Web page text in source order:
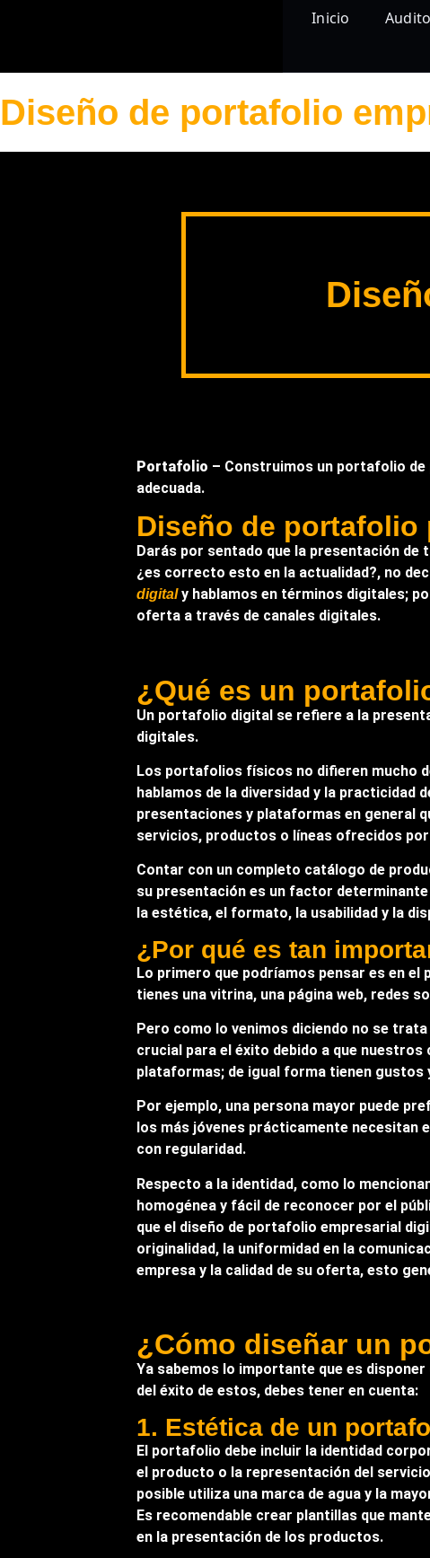
Inicio
Diseño de portafolio
Portafolio – Construimos un portafolio
adecuada.
Diseño de portafolio
Darás por sentado que la presentación
¿es correcto esto en la actualidad?, no
digitaly hablamos en términos digitales;
oferta a través de canales digitales.
¿Qué es un
Un portafolio digital se refiere a la
digitales.
Los portafolios físicos no difieren mucho
hablamos de la diversidad y la
presentaciones y plataformas en general
servicios, productos o líneas ofrecidos por
Contar con un completo catálogo de
su presentación es un factor
la estética, el formato, la usabilidad y la
¿Por qué es tan
Lo primero que podríamos pensar es en el
tienes una vitrina, una página web, redes
Pero como lo venimos diciendo no se
crucial para el éxito debido a que
plataformas; de igual forma tienen
Por ejemplo, una persona mayor puede
los más jóvenes prácticamente necesitan
con regularidad.
Respecto a la identidad, como lo
homogénea y fácil de reconocer por el
que el diseño de portafolio empresarial
originalidad, la uniformidad en la
empresa y la calidad de su oferta, esto
¿Cómo diseñar un
Ya sabemos lo importante que es
del éxito de estos, debes tener en cuenta:
1. Estética de un
El portafolio debe incluir la identidad
el producto o la representación del
posible utiliza una marca de agua y la
Es recomendable crear plantillas que
en la presentación de los productos.